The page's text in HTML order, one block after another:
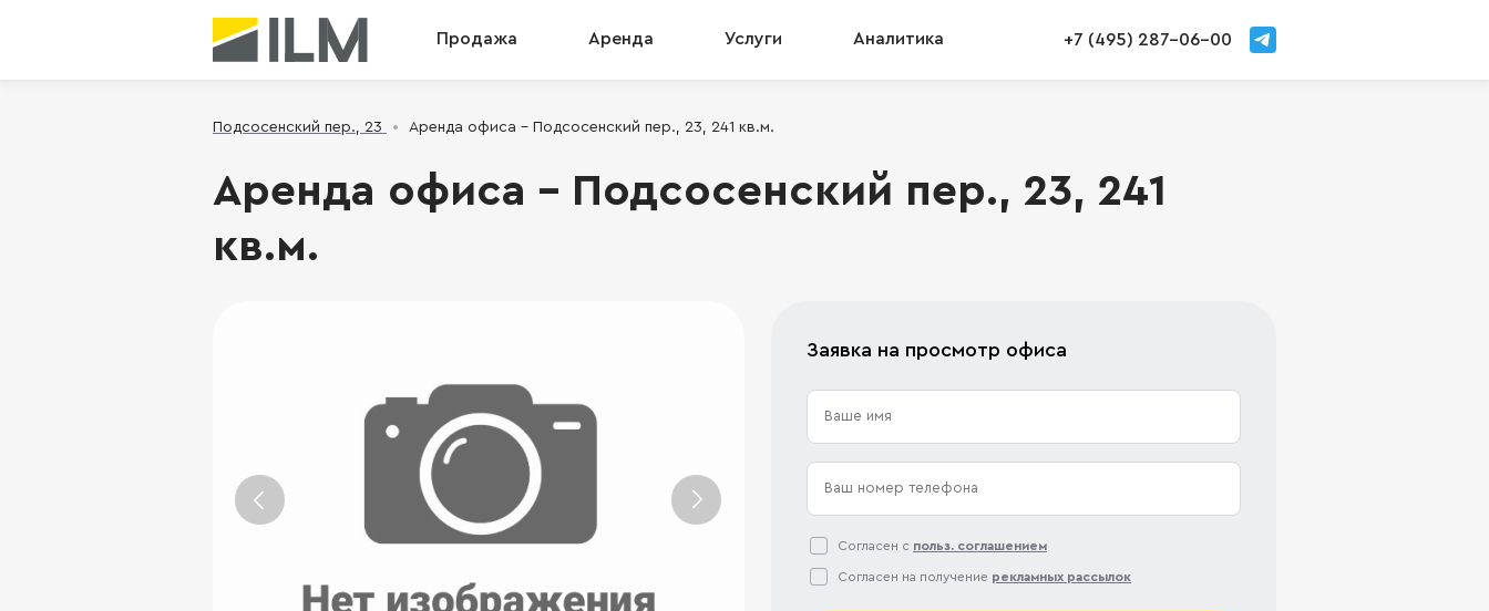
Продажа Аренда Услуги Аналитика +7 (495) 287-06-00
Подсосенский пер., 23 Аренда офиса - Подсосенский пер., 23, 241 кв.м.
Аренда офиса - Подсосенский пер., 23, 241
кв.м.
Заявка на просмотр офиса
Согласен с польз. соглашением
Согласен на получение рекламных рассылок